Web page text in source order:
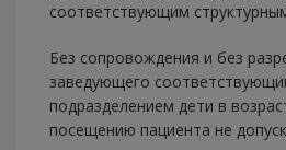
соответствующим
Без сопровождения и без
заведующего
подразделением дети в
посещению пациента не